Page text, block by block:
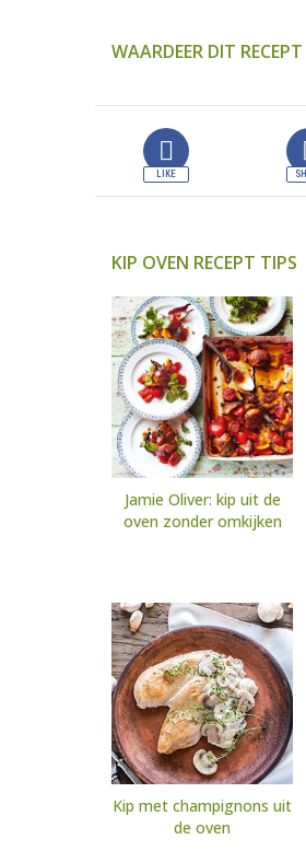
WAARDEER DIT RECEPT
KIP OVEN RECEPT TIPS
Jamie Oliver: kip uit de
oven zonder omkijken
Kip met champignons uit
de oven